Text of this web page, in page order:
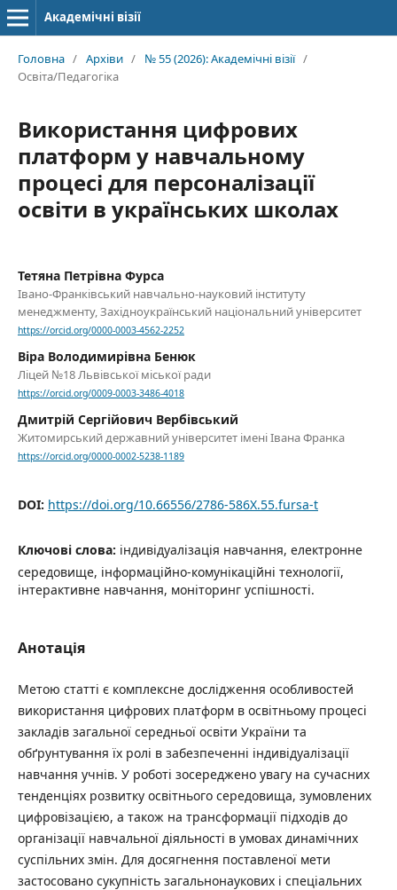
Академічні візії
Головна / Архіви / № 55 (2026): Академічні візії /
Освіта/Педагогіка
Використання цифрових
платформ у навчальному
процесі для персоналізації
освіти в українських школах
Тетяна Петрівна Фурса
Івано-Франківський навчально-науковий інституту
менеджменту, Західноукраїнський національний університет
https://orcid.org/0000-0003-4562-2252
Віра Володимирівна Бенюк
Ліцей №18 Львівської міської ради
https://orcid.org/0009-0003-3486-4018
Дмитрій Сергійович Вербівський
Житомирський державний університет імені Івана Франка
https://orcid.org/0000-0002-5238-1189
DOI: https://doi.org/10.66556/2786-586X.55.fursa-t
Ключові слова: індивідуалізація навчання, електронне
середовище, інформаційно-комунікаційні технології,
інтерактивне навчання, моніторинг успішності.
Анотація
Метою статті є комплексне дослідження особливостей
використання цифрових платформ в освітньому процесі
закладів загальної середньої освіти України та
обґрунтування їх ролі в забезпеченні індивідуалізації
навчання учнів. У роботі зосереджено увагу на сучасних
тенденціях розвитку освітнього середовища, зумовлених
цифровізацією, а також на трансформації підходів до
організації навчальної діяльності в умовах динамічних
суспільних змін. Для досягнення поставленої мети
застосовано сукупність загальнонаукових і спеціальних